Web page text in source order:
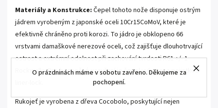
O prázdninách máme v sobotu zavřeno. Děkujeme za
pochopení.
Materiály a Konstrukce: Čepel tohoto nože disponuje ostrým
jádrem vyrobeným z japonské oceli 10Cr15CoMoV, které je
efektivně chráněno proti korozi. To jádro je obklopeno 66
vrstvami damaškové nerezové oceli, což zajišťuje dlouhotrvající
ostrost a extrémní odolnost při zachování tvrdosti R61 +/- 1
Rockwella. Pro bezpečné uzavření je čepel vybavena pojistkou
Rukojeť je vyrobena z dřeva Cocobolo, poskytující nejen